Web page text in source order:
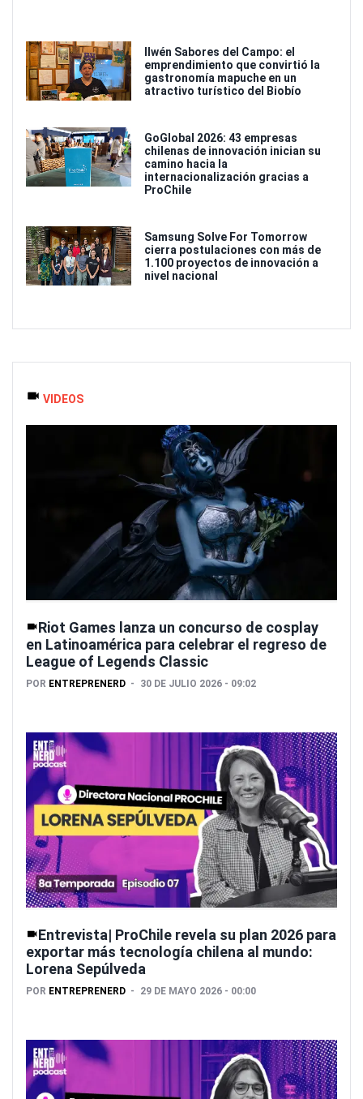
Ilwén Sabores del Campo: el
emprendimiento que convirtió la
gastronomía mapuche en un
atractivo turístico del Biobío
GoGlobal 2026: 43 empresas
chilenas de innovación inician su
camino hacia la
internacionalización gracias a
ProChile
Samsung Solve For Tomorrow
cierra postulaciones con más de
1.100 proyectos de innovación a
nivel nacional
VIDEOS
Riot Games lanza un concurso de cosplay
en Latinoamérica para celebrar el regreso de
League of Legends Classic
POR ENTREPRENERD 30 DE JULIO 2026 - 09:02
Entrevista| ProChile revela su plan 2026 para
exportar más tecnología chilena al mundo:
Lorena Sepúlveda
POR ENTREPRENERD 29 DE MAYO 2026 - 00:00